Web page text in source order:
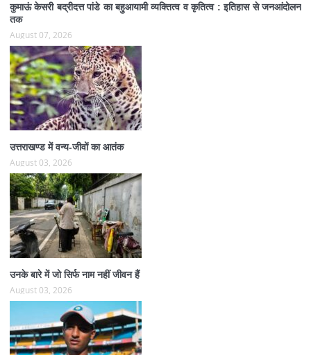
कुमाऊं केसरी बद्रीदत्त पांडे का बहुआयामी व्यक्तित्व व कृतित्व : इतिहास से जनआंदोलन
तक
August 07, 2026
उत्तराखण्ड में वन्य-जीवों का आतंक
August 03, 2026
उनके बारे में जो सिर्फ नाम नहीं जीवन हैं
August 03, 2026